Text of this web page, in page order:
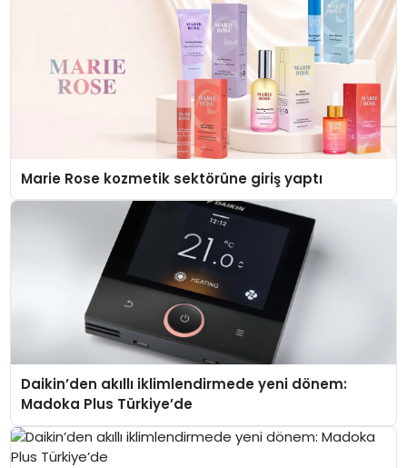
Marie Rose kozmetik sektörüne giriş yaptı
Daikin’den akıllı iklimlendirmede yeni dönem:
Madoka Plus Türkiye’de